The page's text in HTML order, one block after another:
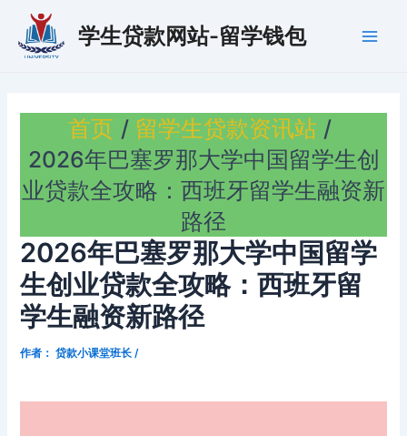
学生贷款网站-留学钱包
首页
留学生贷款资讯站
2026年巴塞罗那大学中国留学生创
业贷款全攻略：西班牙留学生融资新
路径
2026年巴塞罗那大学中国留学
生创业贷款全攻略：西班牙留
学生融资新路径
作者： 贷款小课堂班长 /